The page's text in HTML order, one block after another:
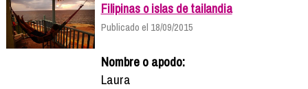
Filipinas o islas de tailandia
Publicado el 18/09/2015
Nombre o apodo:
Laura